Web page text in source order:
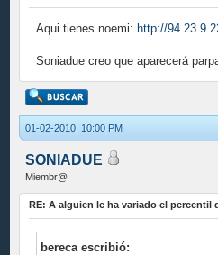
Aqui tienes noemi: http://
Soniadue creo que aparecerá
01-02-2010, 10:00 PM
SONIADUE
Miembr@
RE: A alguien le ha variado el percentil
bereca escribió: